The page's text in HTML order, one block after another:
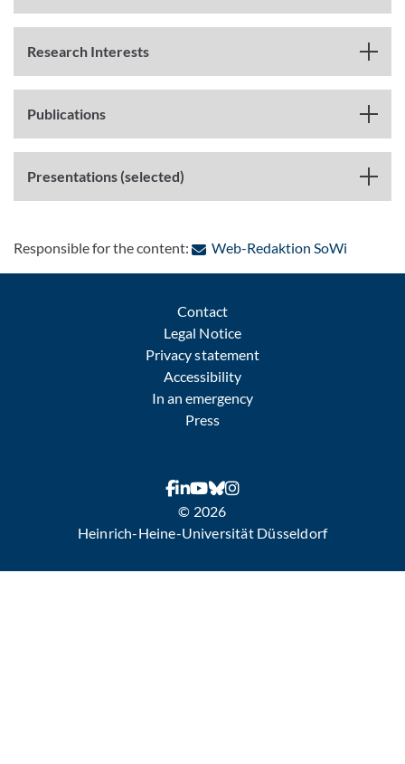
Research Interests
Publications
Presentations (selected)
Responsible for the content: Web-Redaktion SoWi:
Contact
Legal Notice
Privacy statement
Accessibility
In an emergency
Press
© 2026
Heinrich-Heine-Universität Düsseldorf